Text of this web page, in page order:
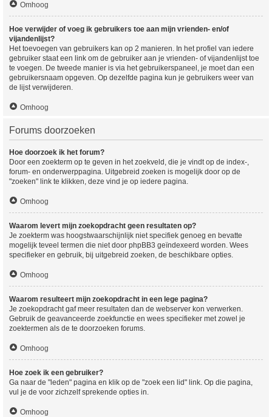
Omhoog
Hoe verwijder of voeg ik gebruikers toe aan mijn vrienden- en/of
vijandenlijst?
Het toevoegen van gebruikers kan op 2 manieren. In het profiel van iedere
gebruiker staat een link om de gebruiker aan je vrienden- of vijandenlijst toe
te voegen. De tweede manier is via het gebruikerspaneel, je moet dan een
gebruikersnaam opgeven. Op dezelfde pagina kun je gebruikers weer van
de lijst verwijderen.
Omhoog
Forums doorzoeken
Hoe doorzoek ik het forum?
Door een zoekterm op te geven in het zoekveld, die je vindt op de index-,
forum- en onderwerppagina. Uitgebreid zoeken is mogelijk door op de
"zoeken" link te klikken, deze vind je op iedere pagina.
Omhoog
Waarom levert mijn zoekopdracht geen resultaten op?
Je zoekterm was hoogstwaarschijnlijk niet specifiek genoeg en bevatte
mogelijk teveel termen die niet door phpBB3 geïndexeerd worden. Wees
specifieker en gebruik, bij uitgebreid zoeken, de beschikbare opties.
Omhoog
Waarom resulteert mijn zoekopdracht in een lege pagina?
Je zoekopdracht gaf meer resultaten dan de webserver kon verwerken.
Gebruik de geavanceerde zoekfunctie en wees specifieker met zowel je
zoektermen als de te doorzoeken forums.
Omhoog
Hoe zoek ik een gebruiker?
Ga naar de "leden" pagina en klik op de "zoek een lid" link. Op die pagina,
vul je de voor zichzelf sprekende opties in.
Omhoog